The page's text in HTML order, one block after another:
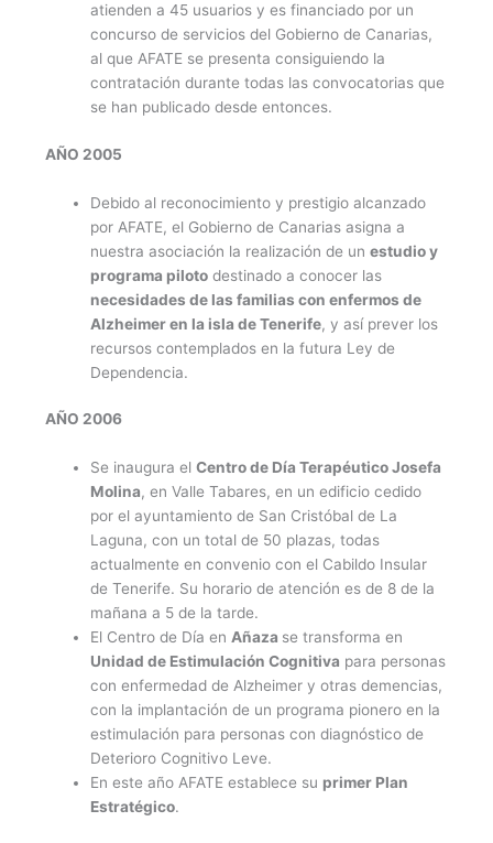
atienden a 45 usuarios y es financiado por un
concurso de servicios del Gobierno de Canarias,
al que AFATE se presenta consiguiendo la
contratación durante todas las convocatorias que
se han publicado desde entonces.
AÑO 2005
Debido al reconocimiento y prestigio alcanzado
por AFATE, el Gobierno de Canarias asigna a
nuestra asociación la realización de un estudio y
programa pilotodestinado a conocer las
necesidades de las familias con enfermos de
Alzheimer en la isla de Tenerife, y así prever los
recursos contemplados en la futura Ley de
Dependencia.
AÑO 2006
Se inaugura el Centro de Día Terapéutico Josefa
Molina, en Valle Tabares, en un edificio cedido
por el ayuntamiento de San Cristóbal de La
Laguna, con un total de 50 plazas, todas
actualmente en convenio con el Cabildo Insular
de Tenerife. Su horario de atención es de 8 de la
mañana a 5 de la tarde.
El Centro de Día en Añaza se transforma en
Unidad de Estimulación Cognitiva para personas
con enfermedad de Alzheimer y otras demencias,
con la implantación de un programa pionero en la
estimulación para personas con diagnóstico de
Deterioro Cognitivo Leve.
En este año AFATE establece su primer Plan
Estratégico.